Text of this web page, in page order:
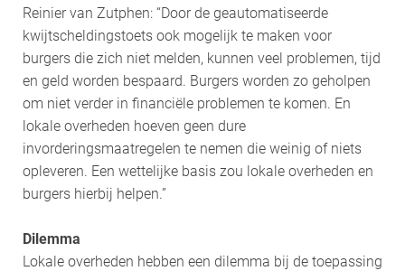
Reinier van Zutphen: “Door de geautomatiseerde
kwijtscheldingstoets ook mogelijk te maken voor
burgers die zich niet melden, kunnen veel problemen, tijd
en geld worden bespaard. Burgers worden zo geholpen
om niet verder in financiële problemen te komen. En
lokale overheden hoeven geen dure
invorderingsmaatregelen te nemen die weinig of niets
opleveren. Een wettelijke basis zou lokale overheden en
burgers hierbij helpen.”
Dilemma
Lokale overheden hebben een dilemma bij de toepassing